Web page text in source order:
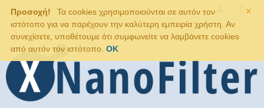
×
Προσοχή!
Τα cookies χρησιμοποιούνται σε αυτόν τον
ιστότοπο για να παρέχουν την καλύτερη εμπειρία χρήστη. Αν
συνεχίσετε, υποθέτουμε ότι συμφωνείτε να λαμβάνετε cookies
από αυτόν τον ιστότοπο. OK